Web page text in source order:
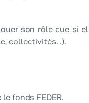
son rôle que si
collectivités…).
fonds FEDER.